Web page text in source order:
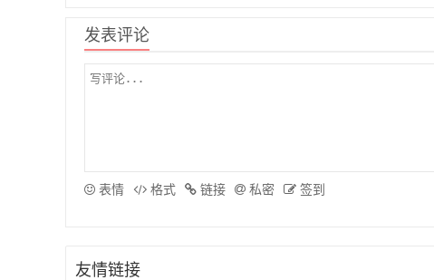
发表评论
表情 格式 链接 私密 签到
友情链接